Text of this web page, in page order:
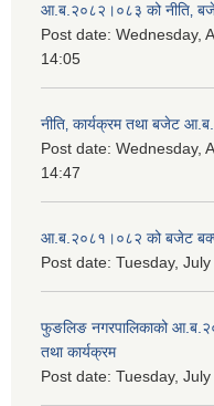
आ.ब.२०८२।०८३ को नीति‚
Post date: Wednesday,
14:05
नीति‚ कार्यक्रम तथा बजेट
Post date: Wednesday,
14:47
आ.ब.२०८१।०८२ को बजेट
Post date: Tuesday,
फुङलिङ नगरपालिकाको
तथा कार्यक्रम
Post date: Tuesday,